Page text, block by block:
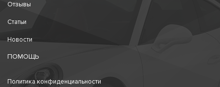
Отзывы
Статьи
Новости
ПОМОЩЬ
Политика конфиденциальности